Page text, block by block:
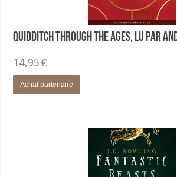
Quidditch Through the Ages, lu par
14,95 €
Achat partenaire